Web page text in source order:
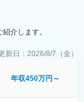
て、後進育成等も
とが特徴です。そ
ないような特殊な
得意としており、
ております。
介します。
新日： 2026/8/7（金）
年収450万円～